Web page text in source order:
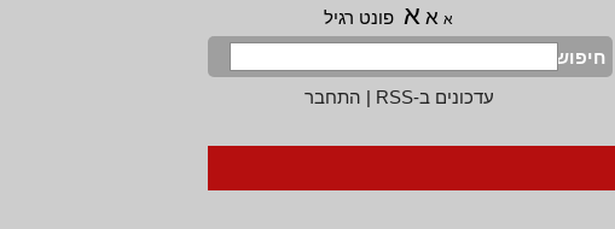
א א א פונט רגיל
חיפוש
עדכונים ב-RSS
| התחבר